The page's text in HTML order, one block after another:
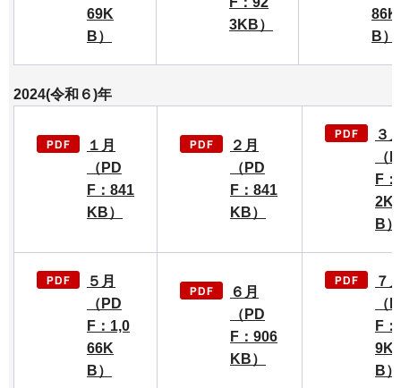
69K
B）
3KB）
86K
B）
2024(令和６)年
１月
（PD
F：841
KB）
２月
（PD
F：841
KB）
３
（
F
2K
B）
５月
（PD
F：1,0
66K
B）
６月
（PD
F：906
KB）
７
（
F
9K
B）